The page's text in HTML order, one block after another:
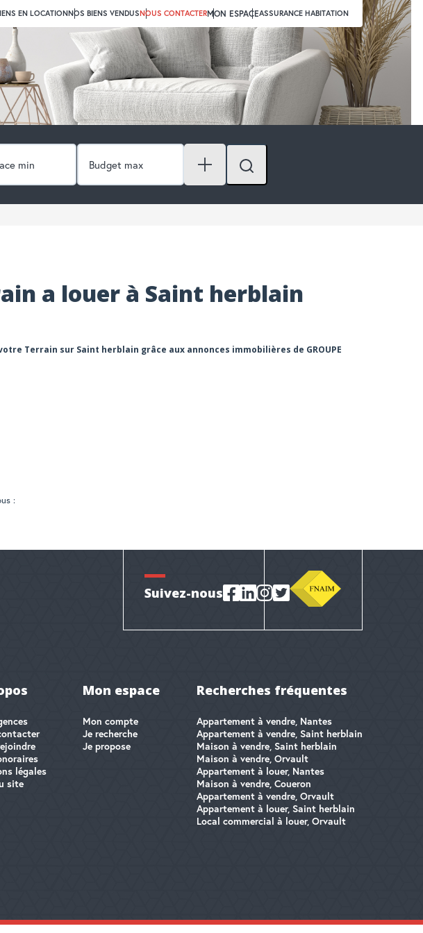
EN LOCATIONNOS BIENS VENDUSNOUS CONTACTERMON ESPACEASSURANCE HABITATION
a louer à Saint herblain
Terrain sur Saint herblain grâce aux annonces immobilières de GROUPE
:
légales
site
Mon espace
Mon compte
Je recherche
Je propose
Recherches fréquentes
Appartement à vendre, Nantes
Appartement à vendre, Saint herblain
Maison à vendre, Saint herblain
Maison à vendre, Orvault
Appartement à louer, Nantes
Maison à vendre, Coueron
Appartement à vendre, Orvault
Appartement à louer, Saint herblain
Local commercial à louer, Orvault
Suivez-nous